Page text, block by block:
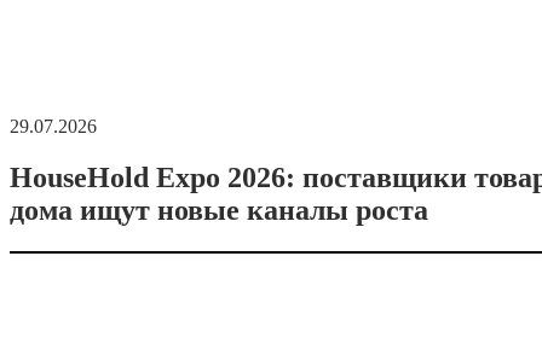
29.07.2026
HouseHold Expo 2026: поставщики
дома ищут новые каналы роста